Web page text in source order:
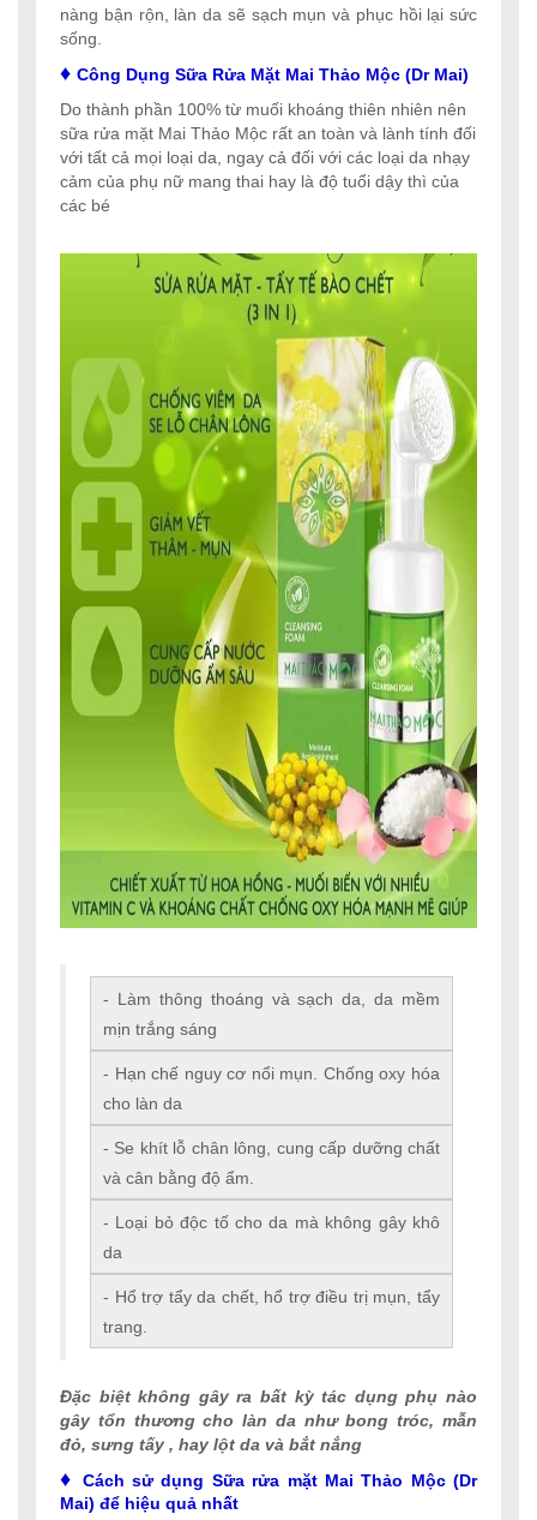
nàng bận rộn, làn da sẽ sạch mụn và phục hồi lại sức
sống.
♦ Công Dụng Sữa Rửa Mặt Mai Thảo Mộc (Dr Mai)
Do thành phần 100% từ muối khoáng thiên nhiên nên
sữa rửa mặt Mai Thảo Mộc rất an toàn và lành tính đối
với tất cả mọi loại da, ngay cả đối với các loại da nhạy
cảm của phụ nữ mang thai hay là độ tuổi dậy thì của
các bé
- Làm thông thoáng và sạch da, da mềm
mịn trắng sáng
- Hạn chế nguy cơ nổi mụn. Chống oxy hóa
cho làn da
- Se khít lỗ chân lông, cung cấp dưỡng chất
và cân bằng độ ẩm.
- Loại bỏ độc tố cho da mà không gây khô
da
- Hổ trợ tẩy da chết, hổ trợ điều trị mụn, tẩy
trang.
Đặc biệt không gây ra bất kỳ tác dụng phụ nào
gây tổn thương cho làn da như bong tróc, mẫn
đỏ, sưng tấy , hay lột da và bắt nắng
♦
Cách sử dụng Sữa rửa mặt Mai Thảo Mộc (Dr
Mai) để hiệu quả nhất